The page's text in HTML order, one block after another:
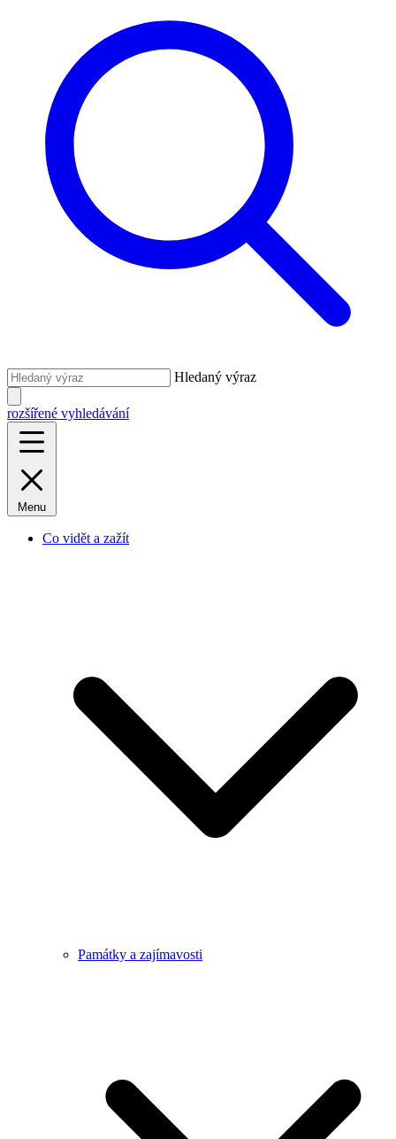
Hledaný výraz
rozšířené vyhledávání
Menu
Co vidět a zažít
Památky a zajímavosti